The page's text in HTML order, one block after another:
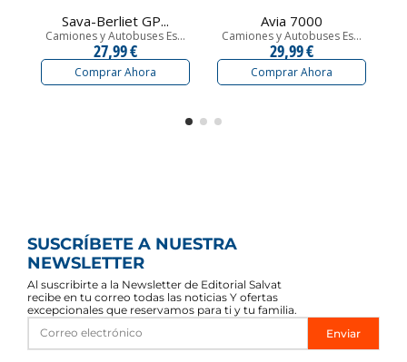
Sava-Berliet GP...
Camiones y Autobuses Es...
27,99 €
Comprar Ahora
Avia 7000
Camiones y Autobuses Es...
29,99 €
Comprar Ahora
SUSCRÍBETE A NUESTRA
NEWSLETTER
Al suscribirte a la Newsletter de Editorial Salvat
recibe en tu correo todas las noticias Y ofertas
excepcionales que reservamos para ti y tu familia.
Enviar